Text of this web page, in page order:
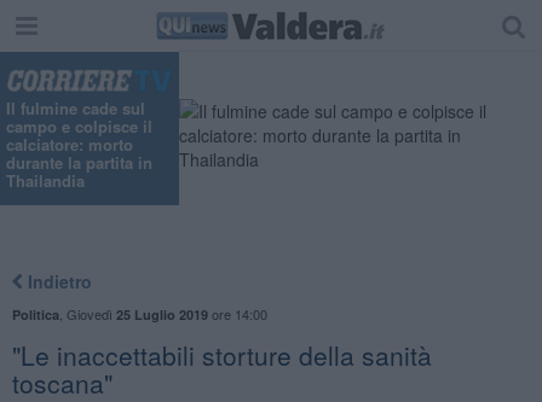
Il fulmine cade sul
campo e colpisce il
calciatore: morto
durante la partita in
Thailandia
Indietro
Politica Giovedì 25 Luglio 2019ore 14:00
"Le inaccettabili storture della sanità
toscana"